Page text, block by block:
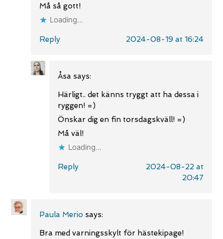
Må så gott!
Loading...
Reply 2024-08-19 at 16:24
Åsa says:
Härligt.. det känns tryggt att ha dessa i
ryggen! =)
Önskar dig en fin torsdagskväll! =)
Må väl!
Loading...
Reply
2024-08-22 at
20:47
Paula Merio says:
Bra med varningsskylt för hästekipage!